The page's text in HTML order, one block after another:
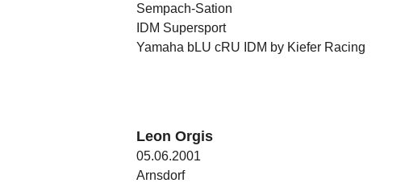
Sempach-Sation
IDM Supersport
Yamaha bLU cRU IDM by Kiefer Racing
Leon Orgis
05.06.2001
Arnsdorf